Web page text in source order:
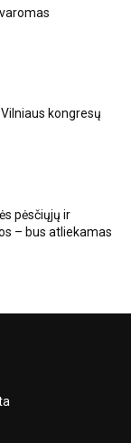
kongresų
pėsčiųjų ir
– bus atliekamas